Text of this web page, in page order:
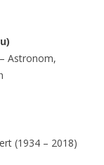
Astronom,
(1934 – 2018)